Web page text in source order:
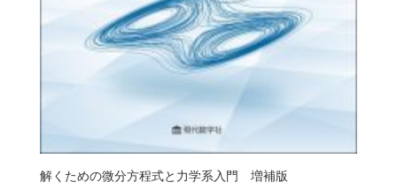
解くための微分方程式と力学系入門 増補版